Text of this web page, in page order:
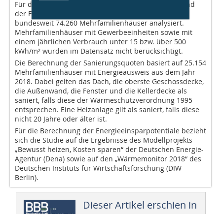
Für die Studie haben Statistiker der TU Dortmund und
der Energiedienstleister ista die Gebäudedaten von
bundesweit 74.260 Mehrfamilienhäuser analysiert.
Mehrfamilienhäuser mit Gewerbeeinheiten sowie mit
einem jährlichen Verbrauch unter 15 bzw. über 500
kWh/m² wurden im Datensatz nicht berücksichtigt.
Die Berechnung der Sanierungsquoten basiert auf 25.154
Mehrfamilienhäuser mit Energieausweis aus dem Jahr
2018. Dabei gelten das Dach, die oberste Geschossdecke,
die Außenwand, die Fenster und die Kellerdecke als
saniert, falls diese der Wärmeschutzverordnung 1995
entsprechen. Eine Heizanlage gilt als saniert, falls diese
nicht 20 Jahre oder älter ist.
Für die Berechnung der Energieeinsparpotentiale bezieht
sich die Studie auf die Ergebnisse des Modellprojekts
„Bewusst heizen, Kosten sparen“ der Deutschen Energie-
Agentur (Dena) sowie auf den „Wärmemonitor 2018“ des
Deutschen Instituts für Wirtschaftsforschung (DIW
Berlin).
Dieser Artikel erschien in